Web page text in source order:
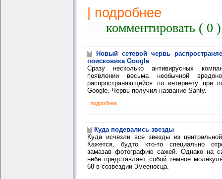
| подробнее
комментировать ( 0
Новый сетевой червь
поисковика Google
Сразу несколько антивирусных
появлении весьма необычной
распространяющейся по интернету при
Google. Червь получил название Santy.
| подробнее
Куда подевались звезды
Куда исчезли все звезды из
Кажется, будто кто-то специально
замазав фотографию сажей. Однако на
небе представляет собой темное
68 в созвездии Змееносца.